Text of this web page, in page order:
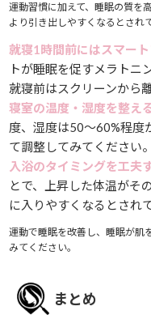
運動習慣に加えて、睡眠の質を
より引き出しやすくなるとされ
就寝1時間前にはスマー
トが睡眠を促すメラトニ
就寝前はスクリーンから
寝室の温度・湿度を整え
度、湿度は50〜60%程度
て調整してみてください。
入浴のタイミングを工夫
とで、上昇した体温がそ
に入りやすくなるとされ
運動で睡眠を改善し、睡眠が
みてください。
まとめ